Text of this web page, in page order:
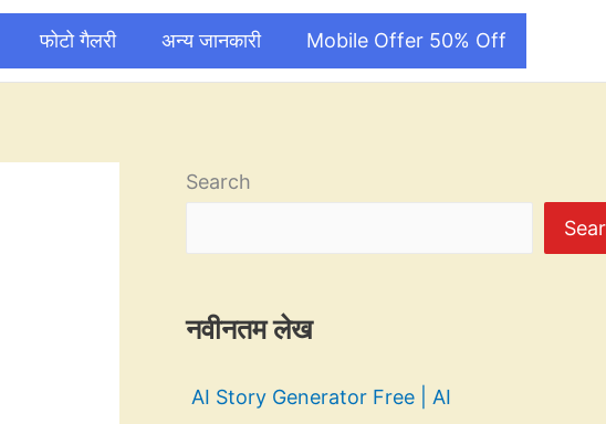
फोटो गैलरी अन्य जानकारी Mobile Offer 50% Off
Search
नवीनतम लेख
AI Story Generator Free | AI